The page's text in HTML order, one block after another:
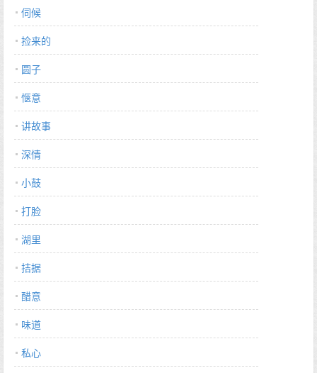
伺候
捡来的
圆子
惬意
讲故事
深情
小鼓
打脸
湖里
拮据
醋意
味道
私心